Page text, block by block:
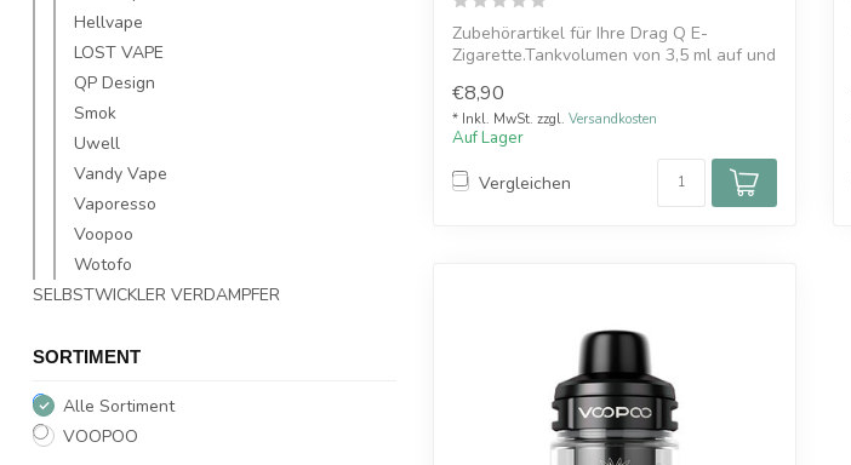
Hellvape
LOST VAPE
QP Design
Smok
Uwell
Vandy Vape
Vaporesso
Voopoo
Wotofo
SELBSTWICKLER VERDAMPFER
SORTIMENT
Alle Sortiment
VOOPOO
Zubehörartikel für Ihre Drag Q E-
Zigarette.Tankvolumen von 3,5 ml auf und
€8,90
* Inkl. MwSt. zzgl. Versandkosten
Auf Lager
Vergleichen